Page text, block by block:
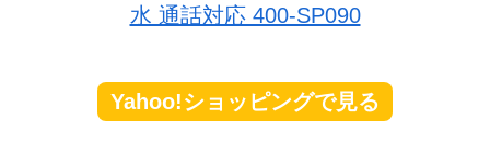
水 通話対応 400-SP090
Yahoo!ショッピングで見る